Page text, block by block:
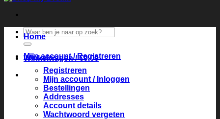
Zoeken
naar:
Winkelwagen /€0.00
Home
Mijn account / Registreren
Registreren
Mijn account / Inloggen
Bestellingen
Addresses
Account details
Wachtwoord vergeten